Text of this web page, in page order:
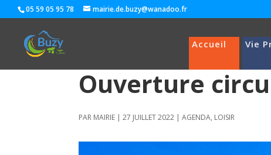
05 59 05 95 78 mairie.de.buzy@wanadoo.fr
Accueil Vie
Ouverture
PAR MAIRIE |27 JUILLET 2022 |AGENDA, LOISIR